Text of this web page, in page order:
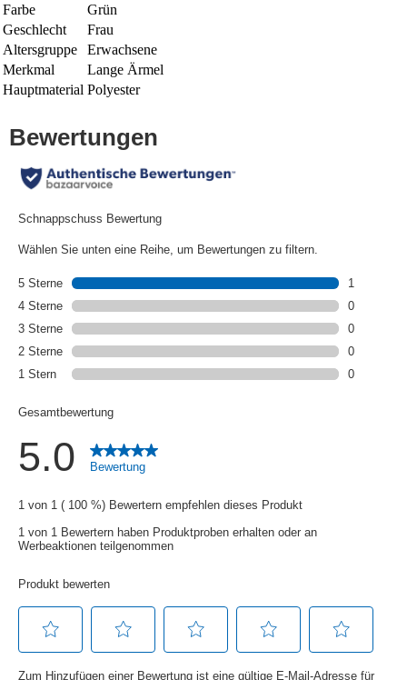
Farbe
Grün
Geschlecht
Frau
Altersgruppe
Erwachsene
Merkmal
Lange Ärmel
Hauptmaterial Polyester